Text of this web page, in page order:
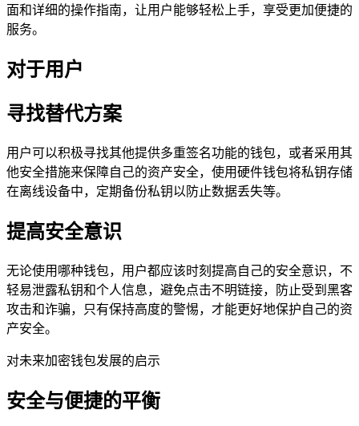
面和详细的操作指南，让用户能够轻松上手，享受更加便捷的
服务。
对于用户
寻找替代方案
用户可以积极寻找其他提供多重签名功能的钱包，或者采用其
他安全措施来保障自己的资产安全，使用硬件钱包将私钥存储
在离线设备中，定期备份私钥以防止数据丢失等。
提高安全意识
无论使用哪种钱包，用户都应该时刻提高自己的安全意识，不
轻易泄露私钥和个人信息，避免点击不明链接，防止受到黑客
攻击和诈骗，只有保持高度的警惕，才能更好地保护自己的资
产安全。
对未来加密钱包发展的启示
安全与便捷的平衡